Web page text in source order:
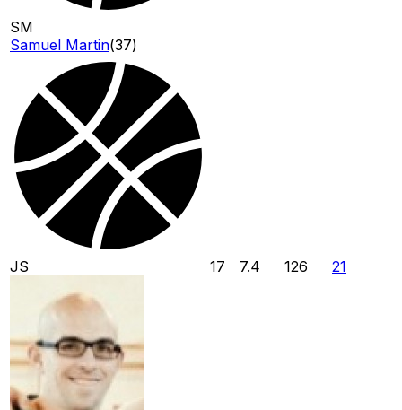
SM
Samuel Martin(37)
JS 17 7.4 126 21